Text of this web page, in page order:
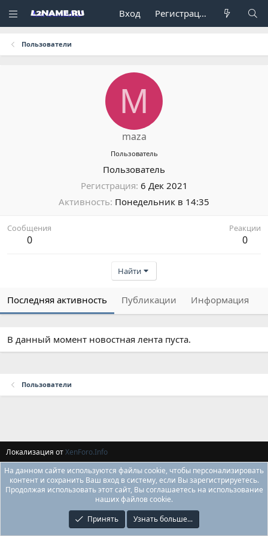
Вход Регистрация
Пользователи
M
maza
Пользователь
Пользователь
Регистрация 6 Дек 2021
Активность Понедельник в 14:35
Сообщения
0
Реакции
0
Найти
Последняя активность Публикации Информация
В данный момент новостная лента пуста.
Пользователи
Локализация отXenForo.Info
На данном сайте используются файлы cookie, чтобы персонализировать
контент и сохранить Ваш вход в систему, если Вы зарегистрируетесь.
Продолжая использовать этот сайт, Вы соглашаетесь на использование
наших файлов cookie.
Принять
Узнать больше...